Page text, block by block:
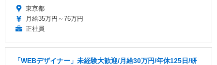
東京都
月給35万円～76万円
正社員
「WEBデザイナー」未経験大歓迎/月給30万円/年休125日/研